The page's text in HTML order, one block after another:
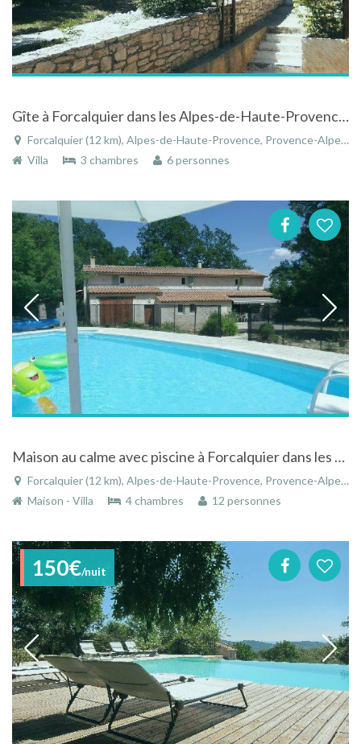
Gîte à Forcalquier dans les Alpes-de-Haute-Provence en Provence-Alpes-Côte d'Azur
Forcalquier (12 km), Alpes-de-Haute-Provence, Provence-Alpes-Côte d'Azur, France
Villa
3 chambres 6 personnes
Maison au calme avec piscine à Forcalquier dans les Alpes-de-Haute-Provence
Forcalquier (12 km), Alpes-de-Haute-Provence, Provence-Alpes-Côte d'Azur, France
Maison - Villa
4 chambres 12 personnes
150€/nuit